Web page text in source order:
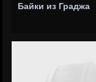
Байки из Граджа